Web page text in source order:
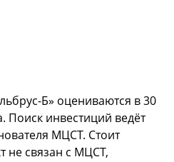
Б» оцениваются в 30
Поиск инвестиций ведёт
МЦСТ. Стоит
не связан с МЦСТ,